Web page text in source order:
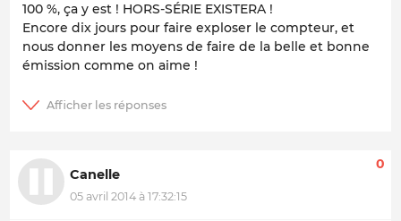
100 %, ça y est ! HORS-SÉRIE EXISTERA !
Encore dix jours pour faire exploser le compteur, et
nous donner les moyens de faire de la belle et bonne
émission comme on aime !
Canelle
05 avril 2014 à 17:32:15
0